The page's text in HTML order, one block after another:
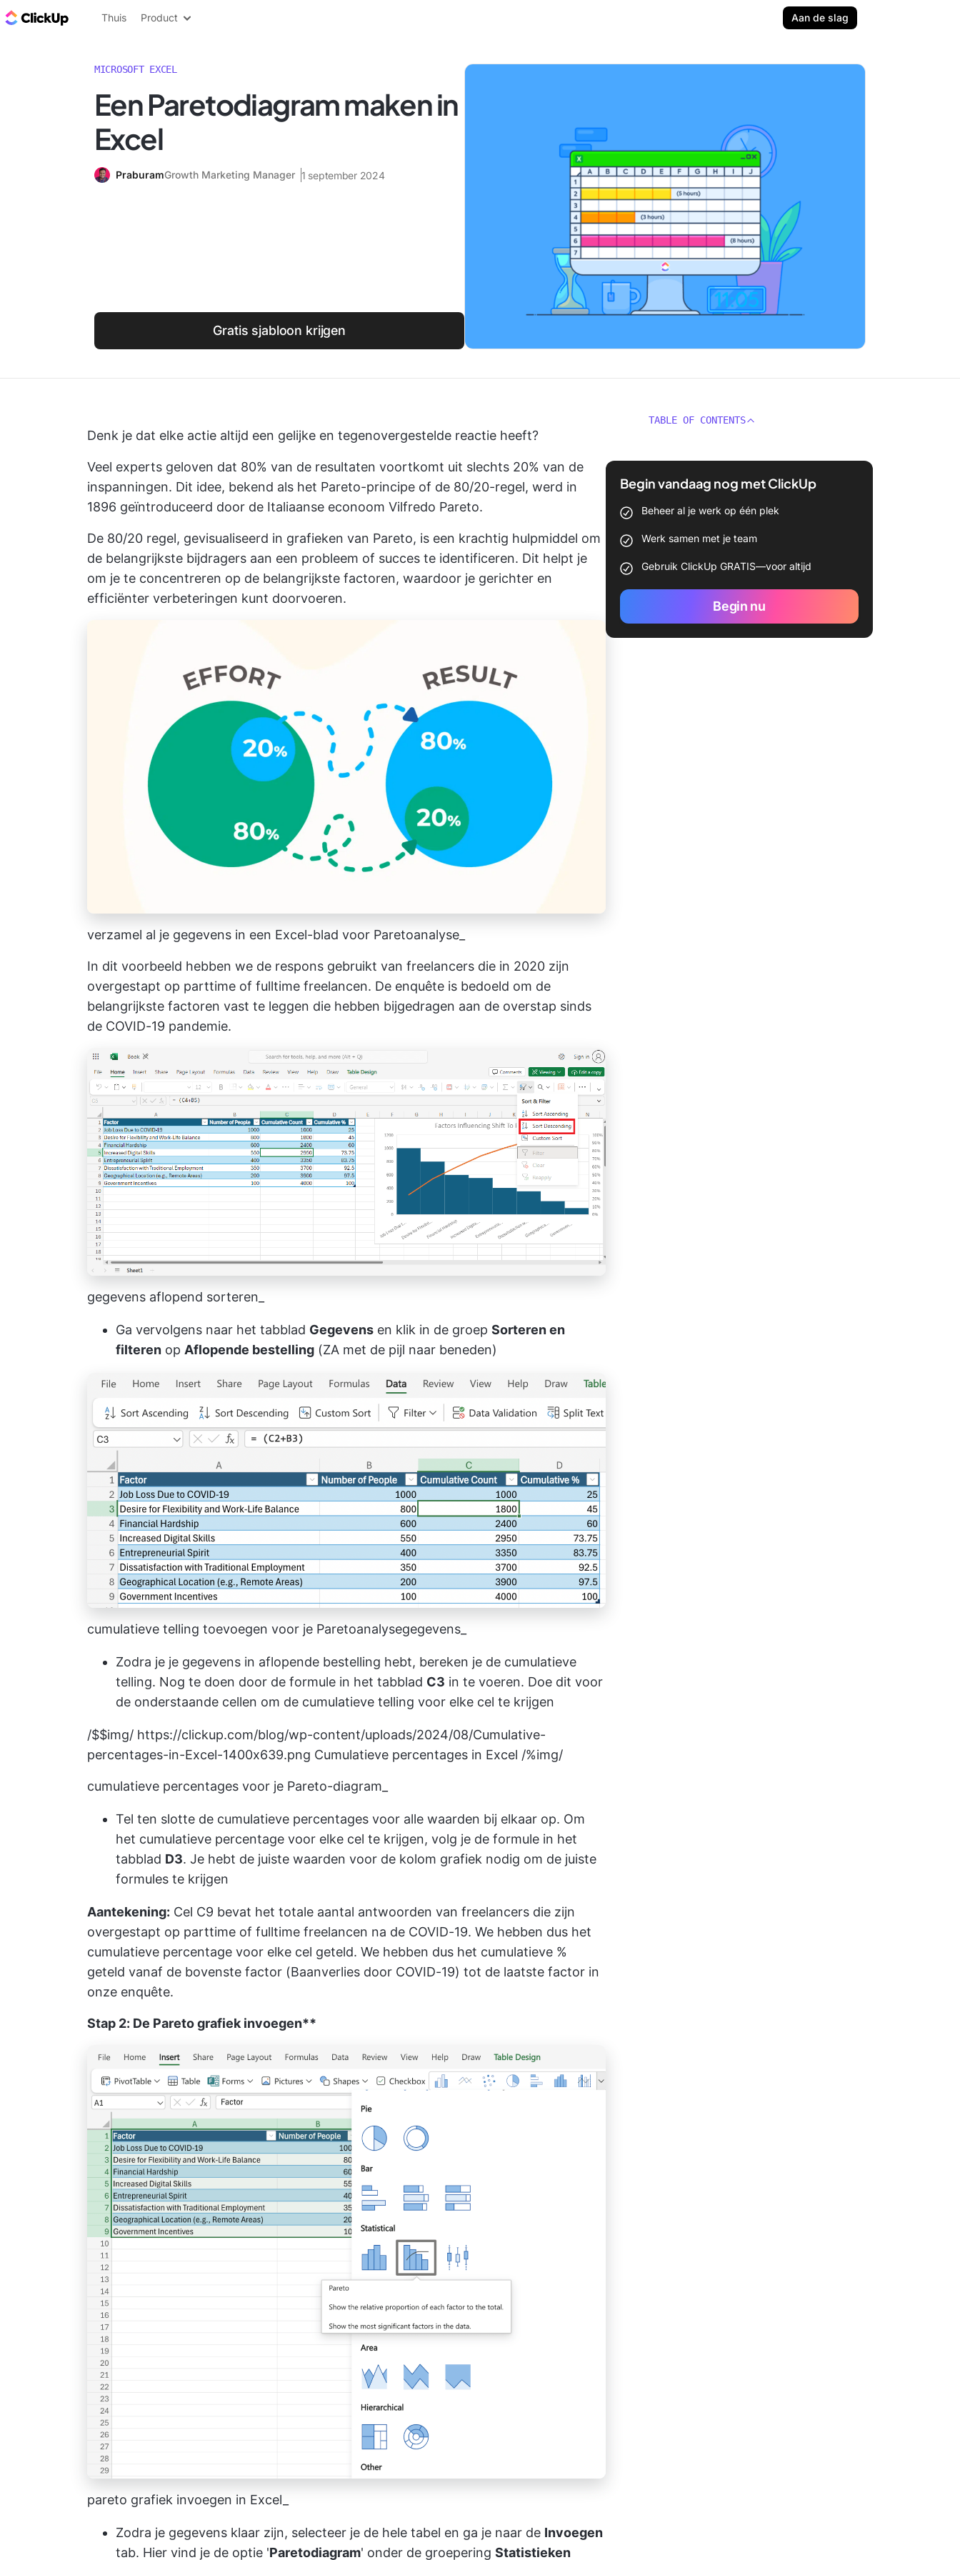
ClickUp Blog
Thuis Product Aan de slag
MICROSOFT EXCEL
Een Paretodiagram maken in
Excel
PraburamGrowth Marketing Manager 1 september 2024
Gratis sjabloon krijgen
Denk je dat elke actie altijd een gelijke en tegenovergestelde reactie heeft?
Veel experts geloven dat 80% van de resultaten voortkomt uit slechts 20% van de
inspanningen. Dit idee, bekend als het Pareto-principe of de 80/20-regel, werd in
1896 geïntroduceerd door de Italiaanse econoom Vilfredo Pareto.
De 80/20 regel, gevisualiseerd in grafieken van Pareto, is een krachtig hulpmiddel om
de belangrijkste bijdragers aan een probleem of succes te identificeren. Dit helpt je
om je te concentreren op de belangrijkste factoren, waardoor je gerichter en
efficiënter verbeteringen kunt doorvoeren.
verzamel al je gegevens in een Excel-blad voor Paretoanalyse_
In dit voorbeeld hebben we de respons gebruikt van freelancers die in 2020 zijn
overgestapt op parttime of fulltime freelancen. De enquête is bedoeld om de
belangrijkste factoren vast te leggen die hebben bijgedragen aan de overstap sinds
de COVID-19 pandemie.
gegevens aflopend sorteren_
Ga vervolgens naar het tabblad Gegevens en klik in de groep Sorteren en
filteren op Aflopende bestelling (ZA met de pijl naar beneden)
cumulatieve telling toevoegen voor je Paretoanalysegegevens_
Zodra je je gegevens in aflopende bestelling hebt, bereken je de cumulatieve
telling. Nog te doen door de formule in het tabblad C3 in te voeren. Doe dit voor
de onderstaande cellen om de cumulatieve telling voor elke cel te krijgen
/$$img/ https://clickup.com/blog/wp-content/uploads/2024/08/Cumulative-
percentages-in-Excel-1400x639.png Cumulatieve percentages in Excel /%img/
cumulatieve percentages voor je Pareto-diagram_
Tel ten slotte de cumulatieve percentages voor alle waarden bij elkaar op. Om
het cumulatieve percentage voor elke cel te krijgen, volg je de formule in het
tabblad D3. Je hebt de juiste waarden voor de kolom grafiek nodig om de juiste
formules te krijgen
Aantekening: Cel C9 bevat het totale aantal antwoorden van freelancers die zijn
overgestapt op parttime of fulltime freelancen na de COVID-19. We hebben dus het
cumulatieve percentage voor elke cel geteld. We hebben dus het cumulatieve %
geteld vanaf de bovenste factor (Baanverlies door COVID-19) tot de laatste factor in
onze enquête.
Stap 2: De Pareto grafiek invoegen**
pareto grafiek invoegen in Excel_
Zodra je gegevens klaar zijn, selecteer je de hele tabel en ga je naar de Invoegen
tab. Hier vind je de optie 'Paretodiagram' onder de groepering Statistieken
TABLE OF CONTENTS
Begin vandaag nog met ClickUp
Beheer al je werk op één plek
Werk samen met je team
Gebruik ClickUp GRATIS—voor altijd
Begin nu